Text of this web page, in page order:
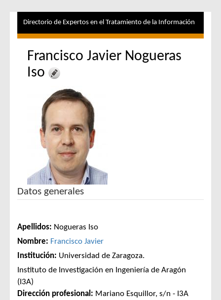
Directorio de Expertos en el Tratamiento de la Información
Francisco Javier Nogueras
Iso
Datos generales
Apellidos: Nogueras Iso
Nombre: Francisco Javier
Institución: Universidad de Zaragoza.
Instituto de Investigación en Ingeniería de Aragón
(I3A)
Dirección profesional: Mariano Esquillor, s/n - I3A